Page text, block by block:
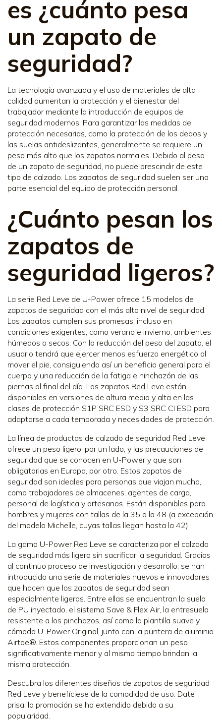
es ¿cuánto pesa
un zapato de
seguridad?
La tecnología avanzada y el uso de materiales de alta
calidad aumentan la protección y el bienestar del
trabajador mediante la introducción de equipos de
seguridad modernos. Para garantizar las medidas de
protección necesarias, como la protección de los dedos y
las suelas antideslizantes, generalmente se requiere un
peso más alto que los zapatos normales. Debido al peso
de un zapato de seguridad, no puede prescindir de este
tipo de calzado. Los zapatos de seguridad suelen ser una
parte esencial del equipo de protección personal.
¿Cuánto pesan los
zapatos de
seguridad ligeros?
La serie Red Leve de U-Power ofrece 15 modelos de
zapatos de seguridad con el más alto nivel de seguridad.
Los zapatos cumplen sus promesas, incluso en
condiciones exigentes, como verano e invierno, ambientes
húmedos o secos. Con la reducción del peso del zapato, el
usuario tendrá que ejercer menos esfuerzo energético al
mover el pie, consiguiendo así un beneficio general para el
cuerpo y una reducción de la fatiga e hinchazón de las
piernas al final del día. Los zapatos Red Leve están
disponibles en versiones de altura media y alta en las
clases de protección S1P SRC ESD y S3 SRC CI ESD para
adaptarse a cada temporada y necesidades de protección.
La línea de productos de calzado de seguridad Red Leve
ofrece un peso ligero, por un lado, y las precauciones de
seguridad que se conocen en U-Power y que son
obligatorias en Europa, por otro. Estos zapatos de
seguridad son ideales para personas que viajan mucho,
como trabajadores de almacenes, agentes de carga,
personal de logística y artesanos. Están disponibles para
hombres y mujeres con tallas de la 35 a la 48 (a excepción
del modelo Michelle, cuyas tallas llegan hasta la 42).
La gama U-Power Red Leve se caracteriza por el calzado
de seguridad más ligero sin sacrificar la seguridad. Gracias
al continuo proceso de investigación y desarrollo, se han
introducido una serie de materiales nuevos e innovadores
que hacen que los zapatos de seguridad sean
especialmente ligeros. Entre ellas se encuentran la suela
de PU inyectado, el sistema Save & Flex Air, la entresuela
resistente a los pinchazos, así como la plantilla suave y
cómoda U-Power Original, junto con la puntera de aluminio
Airtoe®. Estos componentes proporcionan un peso
significativamente menor y al mismo tiempo brindan la
misma protección.
Descubra los diferentes diseños de zapatos de seguridad
Red Leve y benefíciese de la comodidad de uso. Date
prisa: la promoción se ha extendido debido a su
popularidad.